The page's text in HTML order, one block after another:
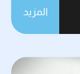
المزيد